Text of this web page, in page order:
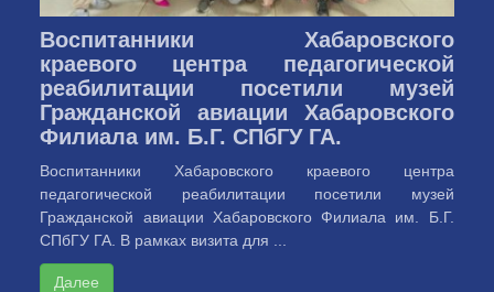
Воспитанники Хабаровского
краевого центра педагогической
реабилитации посетили музей
Гражданской авиации Хабаровского
Филиала им. Б.Г. СПбГУ ГА.
Воспитанники Хабаровского краевого центра
педагогической реабилитации посетили музей
Гражданской авиации Хабаровского Филиала им. Б.Г.
СПбГУ ГА. В рамках визита для ...
Далее